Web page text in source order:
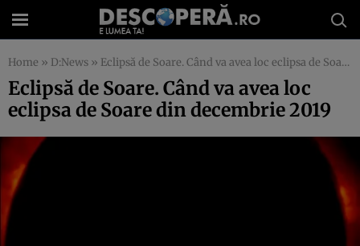
Home » D:News » Eclipsă de Soare. Când va avea loc eclipsa de Soare din decembrie 2019
Eclipsă de Soare. Când va avea loc
eclipsa de Soare din decembrie 2019